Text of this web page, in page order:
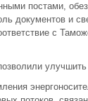
постами,
документов и
с
улучшить